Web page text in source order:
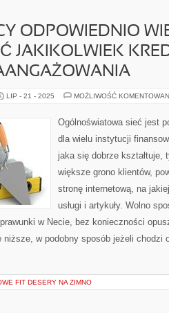
ODPOWIEDNIO
JAKIKOLWIEK
LIP - 21 - 2025 MOŻLIWOŚĆ
Ogólnoświatowa sieć jest
dla wielu instytucji
jaka się dobrze kształtuje,
większe grono klientów,
stronę internetową, na
usługi i artykuły. Wolno
w Necie, bez konieczności
niższe, w podobny sposób jeżeli chodzi
FIT DESERY NA ZIMNO